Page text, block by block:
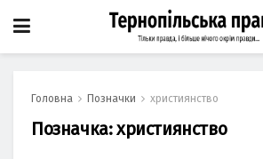
Головна Позначки християнство
Позначка:християнство